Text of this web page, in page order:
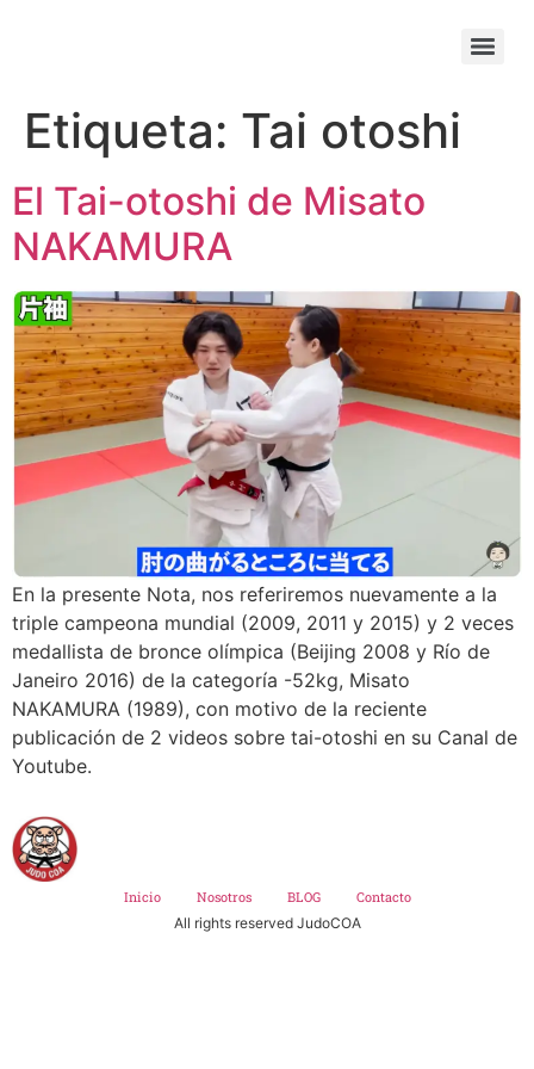
Etiqueta: Tai otoshi
El Tai-otoshi de Misato
NAKAMURA
En la presente Nota, nos referiremos nuevamente a la
triple campeona mundial (2009, 2011 y 2015) y 2 veces
medallista de bronce olímpica (Beijing 2008 y Río de
Janeiro 2016) de la categoría -52kg, Misato
NAKAMURA (1989), con motivo de la reciente
publicación de 2 videos sobre tai-otoshi en su Canal de
Youtube.
Inicio Nosotros BLOG
Contacto
All rights reserved JudoCOA